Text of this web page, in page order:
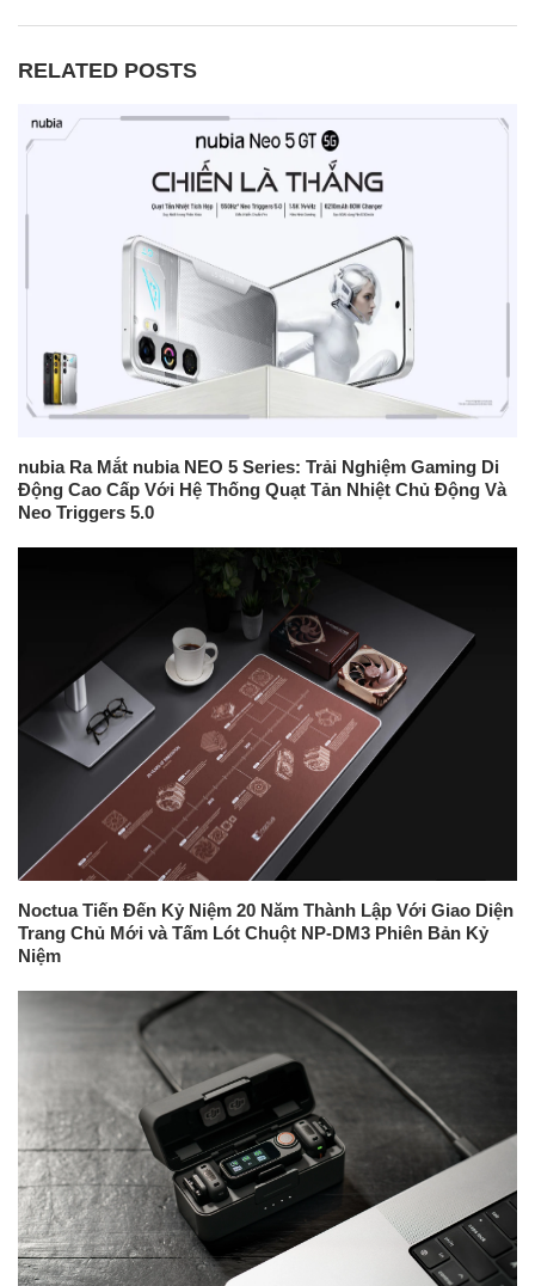
RELATED POSTS
nubia Ra Mắt nubia NEO 5 Series: Trải Nghiệm Gaming Di
Động Cao Cấp Với Hệ Thống Quạt Tản Nhiệt Chủ Động Và
Neo Triggers 5.0
Noctua Tiến Đến Kỷ Niệm 20 Năm Thành Lập Với Giao Diện
Trang Chủ Mới và Tấm Lót Chuột NP-DM3 Phiên Bản Kỷ
Niệm